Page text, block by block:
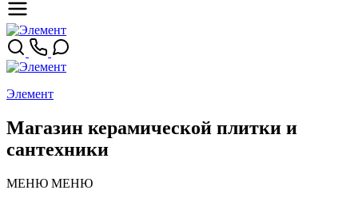
Элемент
Магазин керамической плитки и
сантехники
МЕНЮ МЕНЮ